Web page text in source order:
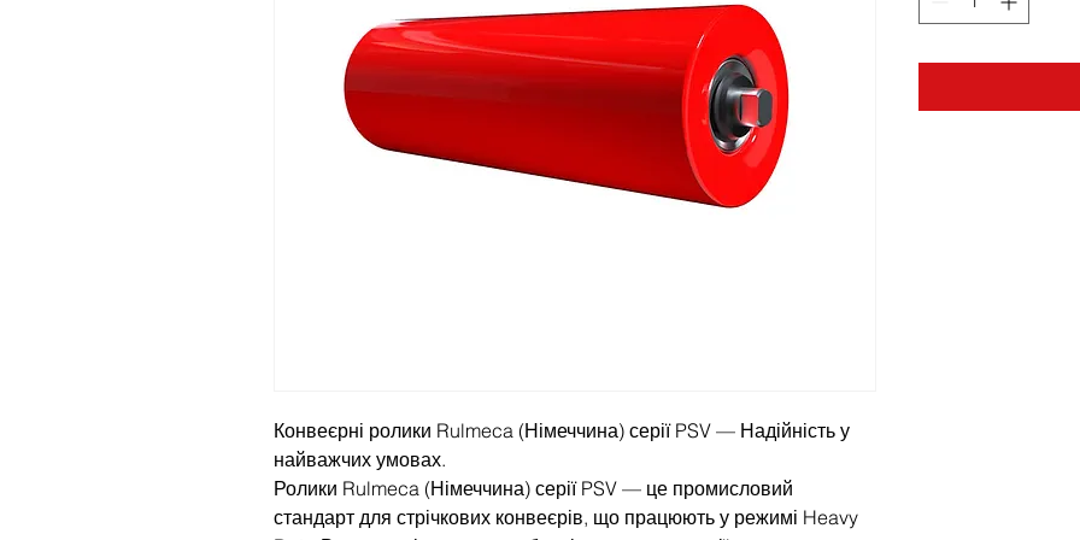
Конвеєрні ролики Rulmeca (Німеччина) серії PSV — Надійність у
найважчих умовах.
Ролики Rulmeca (Німеччина) серії PSV — це промисловий
стандарт для стрічкових конвеєрів, що працюють у режимі Heavy